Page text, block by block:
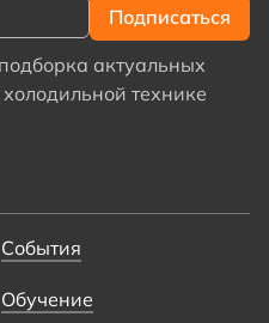
актуальных
технике
События
Обучение